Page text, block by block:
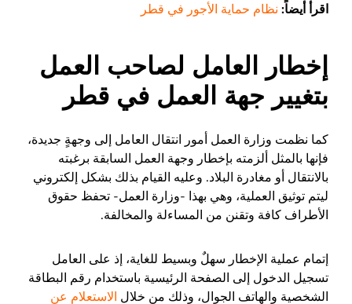
اقرأ أيضاً: نظام حماية الأجور في قطر
إخطار العامل لصاحب العمل
بتغيير جهة العمل في قطر
كما نظمت وزارة العمل أمور انتقال العامل إلى وجهةٍ جديدة،
فإنها بالمثل ألزمته بإخطار وجهة العمل السابقة برغبته
بالانتقال أو مغادرة البلاد. وعليه القيام بذلك بشكل إلكتروني
ليتم توثيق العملية، وهي بهذا -وزارة العمل- تحفظ حقوق
الأطراف كافة وتقنن من المساءلة والمخالفة.
إتمام عملية الإخطار سهلٌ وبسيط للغاية، إذ على العامل
تسجيل الدخول إلى الصفحة الرئيسية باستخدام رقم البطاقة
الشخصية والهاتف الجوال، وذلك من خلال الاستعلام عن